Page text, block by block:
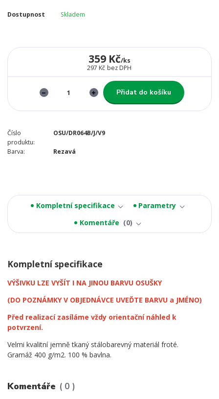
Dostupnost Skladem
359 Kč/ks
297 Kč bez DPH
Přidat do košíku
Číslo
produktu:
OSU/DR064B/J/V9
Barva: Rezavá
Kompletní specifikace
Parametry
Komentáře
0
Kompletní specifikace
VÝŠIVKU LZE VYŠÍT I NA JINOU BARVU OSUŠKY
(DO POZNÁMKY V OBJEDNÁVCE UVEĎTE BARVU a JMÉNO)
Před realizací zasíláme vždy orientační náhled k
potvrzení.
Velmi kvalitní jemně tkaný stálobarevný materiál froté.
Gramáž 400 g/m2. 100 % bavlna.
Komentáře 0